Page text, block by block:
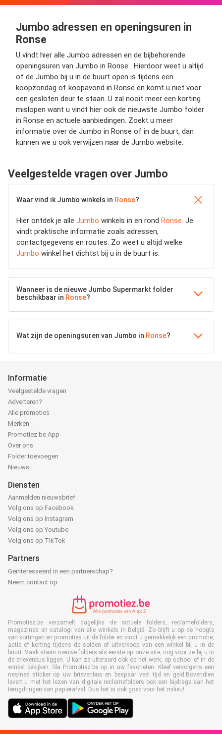
Jumbo adressen en openingsuren in
Ronse
U vindt hier alle Jumbo adressen en de bijbehorende
openingsuren van Jumbo in Ronse . Hierdoor weet u altijd
of de Jumbo bij u in de buurt open is tijdens een
koopzondag of koopavond in Ronse en komt u niet voor
een gesloten deur te staan. U zal nooit meer een korting
mislopen want u vindt hier ook de nieuwste Jumbo folder
in Ronse en actuele aanbiedingen. Zoekt u meer
informatie over de Jumbo in Ronse of in de buurt, dan
kunnen we u ook verwijzen naar de Jumbo website.
Veelgestelde vragen over Jumbo
Waar vind ik Jumbo winkels in Ronse?
Hier ontdek je alle Jumbo winkels in en rond Ronse. Je
vindt praktische informatie zoals adressen,
contactgegevens en routes. Zo weet u altijd welke
Jumbo winkel het dichtst bij u in de buurt is.
Wanneer is de nieuwe Jumbo Supermarkt folder
beschikbaar in Ronse?
Wat zijn de openingsuren van Jumbo in Ronse?
Informatie
Veelgestelde vragen
Adverteren?
Alle promoties
Merken
Promotiez.be App
Over ons
Folder toevoegen
Nieuws
Diensten
Aanmelden nieuwsbrief
Volg ons op Facebook
Volg ons op Instagram
Volg ons op Youtube
Volg ons op TikTok
Partners
Geïnteresseerd in een partnerschap?
Neem contact op
Promotiez.be verzamelt dagelijks de actuele folders, reclamefolders,
magazines en catalogi van alle winkels in België. Zo blijft u op de hoogte
van kortingen en promoties uit de folder en vindt u gemakkelijk een promotie,
actie of korting tijdens de solden of uitverkoop van een winkel bij u in de
buurt. Vaak staan nieuwe folders als eerste op onze site, nog voor ze bij u in
de brievenbus liggen. U kan ze uiteraard ook op het werk, op school of in de
winkel bekijken. Sla Promotiez.be op in uw favorieten. Kleef vervolgens een
nee/nee sticker op uw brievenbus en bespaar veel tijd en geld.Bovendien
levert u met het lezen van digitale reclamefolders ook een bijdrage aan het
terugdringen van papierafval. Dus het is ook goed voor het milieu!